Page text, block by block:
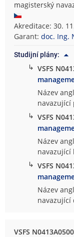
magisterský
Akreditace: 30.
Garant:doc. Ing.
Studijní plány:
↳ VSFS
Název
navazující
↳ VSFS
Název
navazující
↳ VSFS
Název
navazující
VSFS